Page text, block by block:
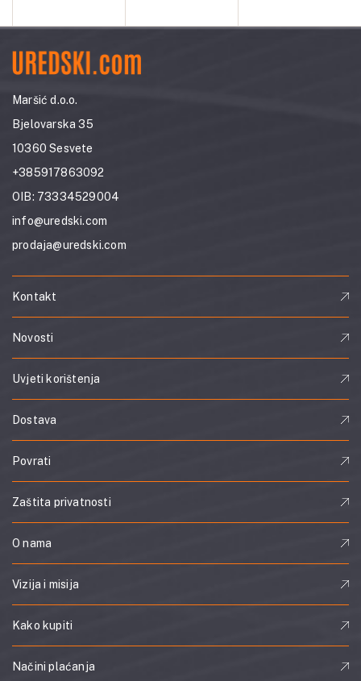
Maršić d.o.o.
Bjelovarska 35
10360 Sesvete
+385917863092
OIB: 73334529004
info@uredski.com
prodaja@uredski.com
Kontakt
Novosti
Uvjeti korištenja
Dostava
Povrati
Zaštita privatnosti
O nama
Vizija i misija
Kako kupiti
Načini plaćanja